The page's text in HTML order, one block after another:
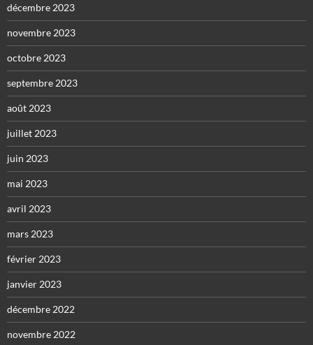
décembre 2023
novembre 2023
octobre 2023
septembre 2023
août 2023
juillet 2023
juin 2023
mai 2023
avril 2023
mars 2023
février 2023
janvier 2023
décembre 2022
novembre 2022